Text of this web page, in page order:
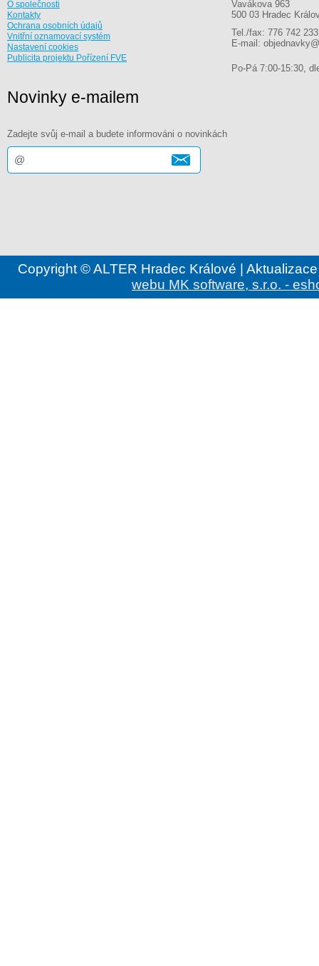
O společnosti
Kontakty
Ochrana osobních údajů
Vnitřní oznamovací systém
Nastavení cookies
Publicita projektu Pořízení FVE
Vavákova 963
500 03 Hradec
Tel./fax: 776 742 233
E-mail:
Po-Pá 7:00-15:30,
Novinky e-mailem
Zadejte svůj e-mail a budete informováni o novinkách
Copyright © ALTER Hradec Králové |
webu MK software, s.r.o. -